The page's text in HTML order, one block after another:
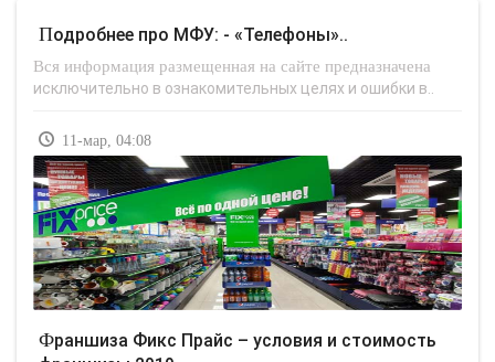
Подробнее про МФУ: - «Телефоны»..
Вся информация размещенная на сайте предназначена
исключительно в ознакомительных целях и ошибки в..
11-мар, 04:08
Франшиза Фикс Прайс – условия и стоимость